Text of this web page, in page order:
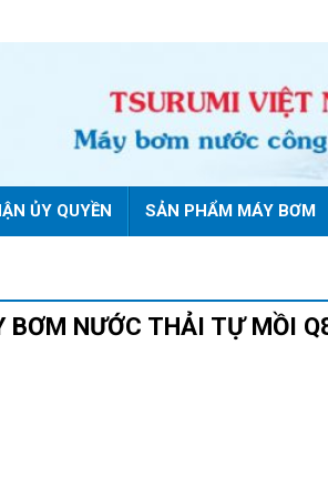
ỦY QUYỀN SẢN PHẨM MÁY BƠM
BƠM NƯỚC THẢI TỰ MỒI